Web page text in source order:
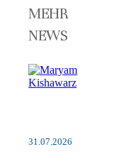
MEHR
NEWS
31.07.2026